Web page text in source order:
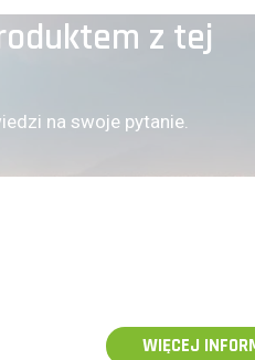
z tej
na swoje pytanie.
WIĘCEJ